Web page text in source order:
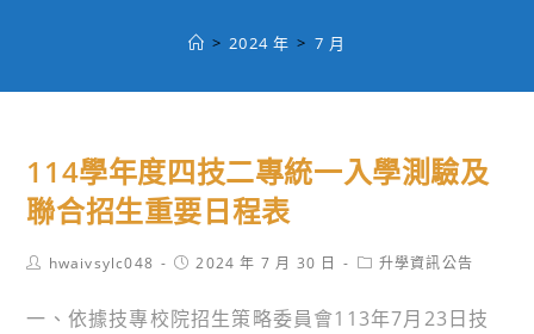
> 2024 年 > 7 月
114學年度四技二專統一入學測驗及
聯合招生重要日程表
Posthwaivsylc048
Post2024 年 7 月 30 日
Post升學資訊公告
一、依據技專校院招生策略委員會113年7月23日技